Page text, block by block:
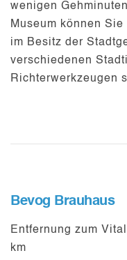
wenigen
Museum können
im Besitz der
verschiedenen
Richterwerkzeugen
Bevog Brauhaus
Entfernung zum
km